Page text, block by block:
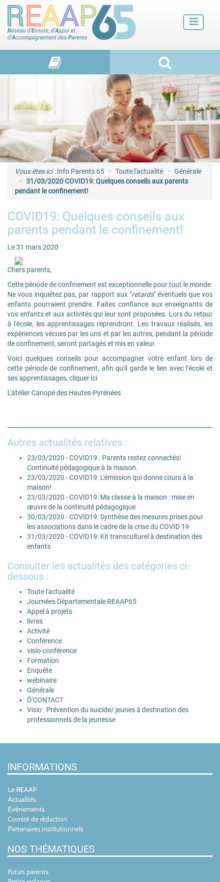
Petite enfance
Enfance
Adolescence et jeunes adultes
Vie de familles
Vous êtes ici :Info Parents 65 Toute l'actualité
Générale
31/03/2020 COVID19: Quelques conseils aux parents
pendant le confinement!
COVID19: Quelques conseils aux
parents pendant le confinement!
Le 31 mars 2020
Chers parents,
Cette période de confinement est exceptionnelle pour tout le monde.
Ne vous inquiétez pas, par rapport aux "retards" éventuels que vos
enfants pourraient prendre. Faites confiance aux enseignants de
vos enfants et aux activités qui leur sont proposées. Lors du retour
à l'école, les apprentissages reprendront. Les travaux réalisés, les
expériences vécues par les uns et par les autres, pendant la période
de confinement, seront partagés et mis en valeur.
Voici quelques conseils pour accompagner votre enfant lors de
cette période de confinement, afin qu'il garde le lien avec l’école et
ses apprentissages, cliquer ici
L'atelier Canopé des Hautes-Pyrénées
Autres actualités relatives :
23/03/2020 - COVID19 . Parents restez connectés!
Continuité pédagogique à la maison.
23/03/2020 - COVID19: L'émission qui donne cours à la
maison!
23/03/2020 - COVID19: Ma classe à la maison : mise en
œuvre de la continuité pédagogique
30/03/2020 - COVID19: Synthèse des mesures prises pour
les associations dans le cadre de la crise du COVID 19
31/03/2020 - COVID19: Kit transculturel à destination des
enfants
Consulter les actualités des catégories ci-
dessous :
Toute l'actualité
Journées Départementale REAAP65
Appel à projets
livres
Activité
Conférence
visio-conférence
Formation
Enquête
webinaire
Générale
Ô'CONTACT
Visio : Prévention du suicide/ jeunes à destination des
professionnels de la jeunesse
INFORMATIONS
Le REAAP
Actualités
Evènements
Comité de rédaction
Partenaires institutionnels
NOS THÉMATIQUES
Futurs parents